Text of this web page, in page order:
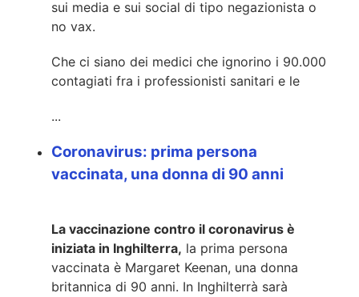
sui media e sui social di tipo negazionista o
no vax.
Che ci siano dei medici che ignorino i 90.000
contagiati fra i professionisti sanitari e le
...
Coronavirus: prima persona
vaccinata, una donna di 90 anni
La vaccinazione contro il coronavirus è
iniziata in Inghilterra, la prima persona
vaccinata è Margaret Keenan, una donna
britannica di 90 anni. In Inghilterrà sarà